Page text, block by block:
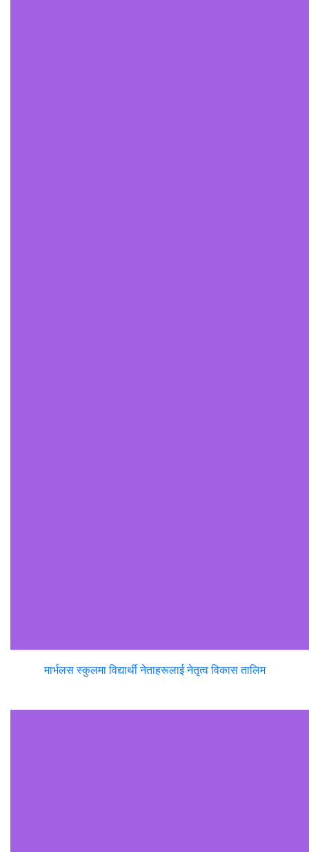
मार्भलस स्कुलमा विद्यार्थी नेताहरूलाई नेतृत्व विकास तालिम